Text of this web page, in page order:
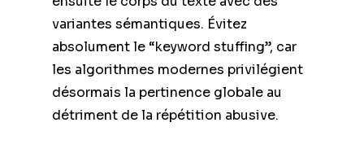
variantes sémantiques. Évitez
absolument le “keyword stuffing”, car
les algorithmes modernes privilégient
désormais la pertinence globale au
détriment de la répétition abusive.